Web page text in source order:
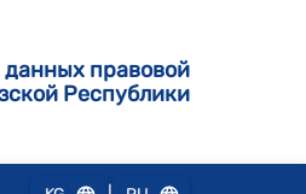
правовой
Республики